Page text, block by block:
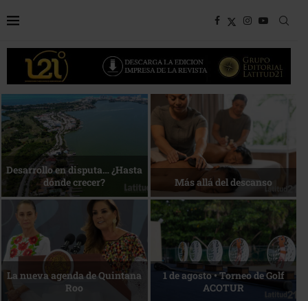
Bottega, un viaje servido a la
mesa
Energía que Impulsa la
competitividad
Reconocimiento de viajeros La esencia del servicio